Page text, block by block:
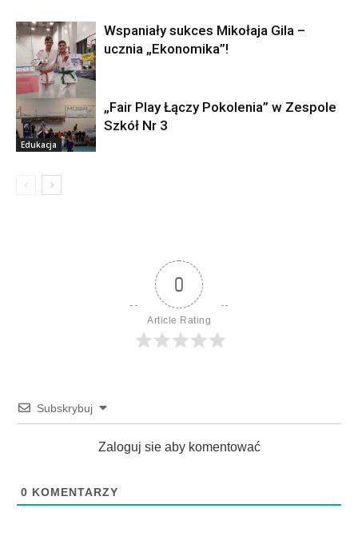
Edukacja
Wspaniały sukces Mikołaja Gila –
ucznia „Ekonomika”!
Edukacja
„Fair Play Łączy Pokolenia” w Zespole
Szkół Nr 3
0
Article Rating
Subskrybuj
Zaloguj sie aby komentować
0 KOMENTARZY